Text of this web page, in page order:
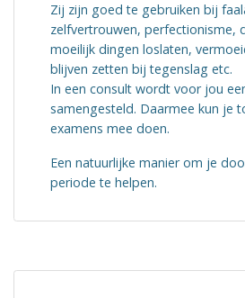
Zij zijn goed te gebruiken bij
zelfvertrouwen, perfectionisme,
moeilijk dingen loslaten,
blijven zetten bij tegenslag etc.
In een consult wordt voor jou
samengesteld. Daarmee kun je
examens mee doen.
Een natuurlijke manier om je
periode te helpen.